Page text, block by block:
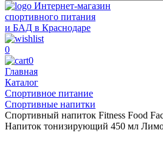
Интернет-магазин
спортивного питания
и БАД в Краснодаре
0
0
Главная
Каталог
Спортивное питание
Спортивные напитки
Спортивный напиток Fitness Food
Напиток тонизирующий 450 мл